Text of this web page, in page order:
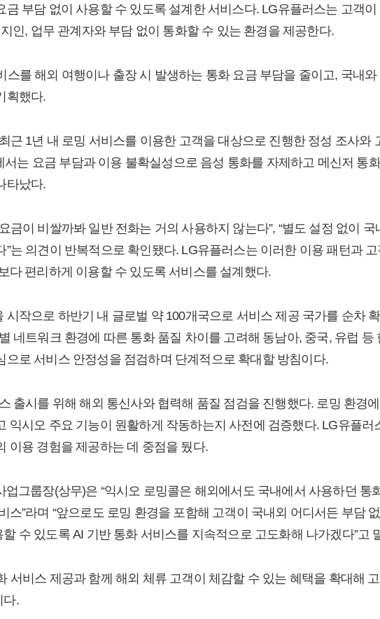
금 부담 없이 사용할 수 있도록 설계한 서비스다. LG유플러스는 고객
인, 업무 관계자와 부담 없이 통화할 수 있는 환경을 제공한다.
스를 해외 여행이나 출장 시 발생하는 통화 요금 부담을 줄이고, 국내
획했다.
근 1년 내 로밍 서비스를 이용한 고객을 대상으로 진행한 정성 조사와
서는 요금 부담과 이용 불확실성으로 음성 통화를 자제하고 메신저 통
타났다.
금이 비쌀까봐 일반 전화는 거의 사용하지 않는다”, “별도 설정 없이 국
”는 의견이 반복적으로 확인됐다. LG유플러스는 이러한 이용 패턴과
다 편리하게 이용할 수 있도록 서비스를 설계했다.
시작으로 하반기 내 글로벌 약 100개국으로 서비스 제공 국가를 순차
네트워크 환경에 따른 통화 품질 차이를 고려해 동남아, 중국, 유럽 등
으로 서비스 안정성을 점검하며 단계적으로 확대할 방침이다.
출시를 위해 해외 통신사와 협력해 품질 점검을 진행했다. 로밍 환경
익시오 주요 기능이 원활하게 작동하는지 사전에 검증했다. LG유플러
이용 경험을 제공하는 데 중점을 뒀다.
업그룹장(상무)은 “익시오 로밍콜은 해외에서도 국내에서 사용하던 통
스”라며 “앞으로도 로밍 환경을 포함해 고객이 국내외 어디서든 부담
수 있도록 AI 기반 통화 서비스를 지속적으로 고도화해 나가겠다”고
서비스 제공과 함께 해외 체류 고객이 체감할 수 있는 혜택을 확대해
다.